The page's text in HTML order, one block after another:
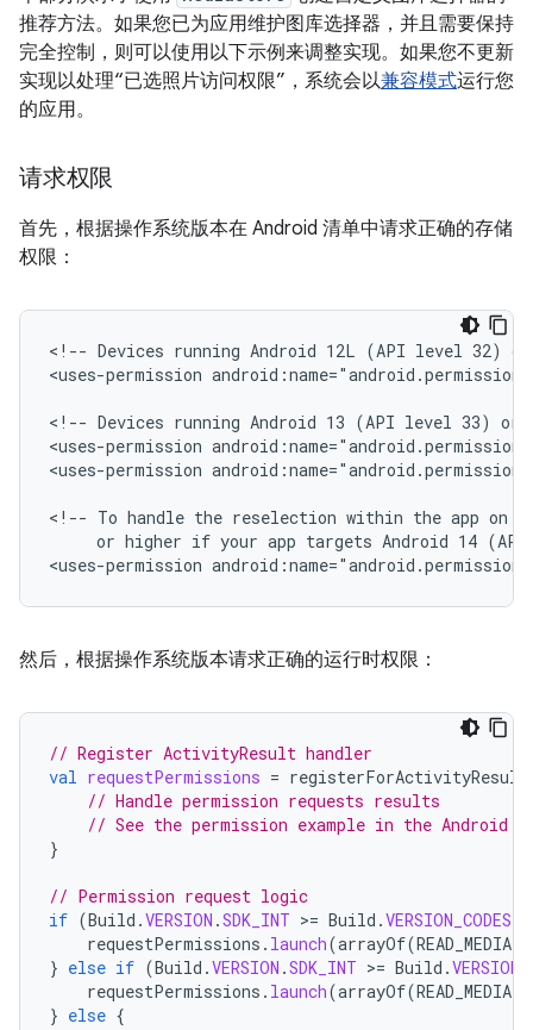
推荐方法。如果您已为应用维护图库选择器，并且需要保持
完全控制，则可以使用以下示例来调整实现。如果您不更新
实现以处理“已选照片访问权限”，系统会以兼容模式运行您
的应用。
请求权限
首先，根据操作系统版本在 Android 清单中请求正确的存储
权限：
<!-- Devices running Android 12L (API level 32) or
<uses-permission
<!-- Devices running Android 13 (API level 33) or
<uses-permission
<uses-permission
<!-- To handle the reselection within the app on
or higher if your app targets Android 14 (API
<uses-permission
然后，根据操作系统版本请求正确的运行时权限：
// Register ActivityResult handler
val requestPermissions = registerForActivityResult
// Handle permission requests results
// See the permission example in the Android
}
// Permission request logic
if (Build .VERSION .SDK_INT >= Build .VERSION_CODES
requestPermissions . launch(arrayOf(
} else if (Build .VERSION .SDK_INT >= Build .
requestPermissions . launch(arrayOf(
} else {